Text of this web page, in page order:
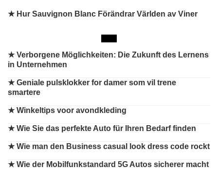
★ Hur Sauvignon Blanc Förändrar Världen av Viner
★Verborgene Möglichkeiten: Die Zukunft des Lernens
in Unternehmen
★Geniale pulsklokker for damer som vil trene
smartere
★Winkeltips voor avondkleding
★Wie Sie das perfekte Auto für Ihren Bedarf finden
★Wie man den Business casual look dress code rockt
★Wie der Mobilfunkstandard 5G Autos sicherer macht